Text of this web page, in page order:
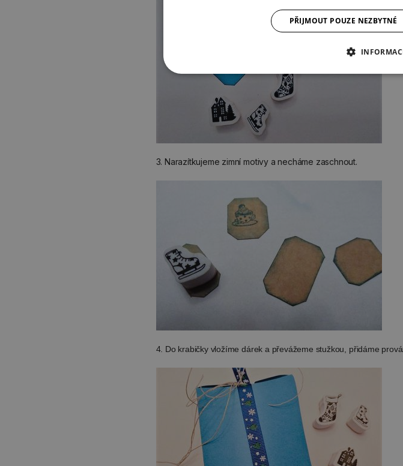
3. Narazítkujeme zimní motivy a necháme zaschnout.
4. Do krabičky vložíme dárek a převážeme stužkou, přidáme
PŘIJMOUT POUZE NEZBYTNÉ